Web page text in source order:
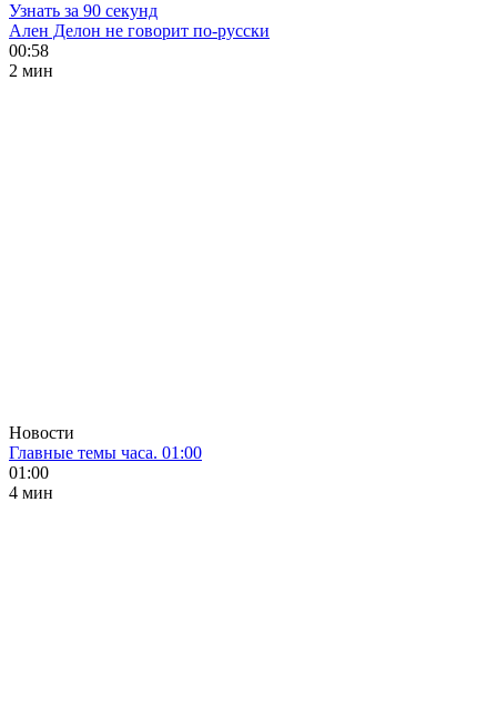
Узнать за 90 секунд
Ален Делон не говорит по-русски
00:58
2 мин
Новости
Главные темы часа. 01:00
01:00
4 мин